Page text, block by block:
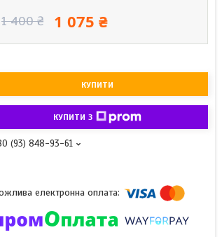
1 400 ₴ 1 075 ₴
КУПИТИ
КУПИТИ З
(93) 848-93-61